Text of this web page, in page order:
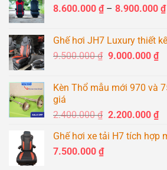
8.600.000 ₫ – 8.900.000 ₫
Ghế hơi JH7 Luxury thiết
9.500.000₫ Giá
9.500.000 ₫.
9.000.000 ₫Giá
Kèn Thổ mẫu mới 970 và
giá
2.400.000₫ Giá
là:
2.200.000 ₫Giá
tại
Ghế hơi xe tải H7 tích hợp
7.500.000 ₫